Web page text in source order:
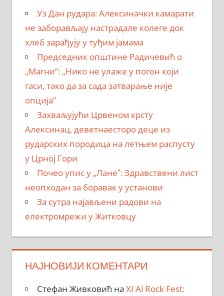
Уз Дан рудара: Алексиначки камарати
не заборављају настрадале колеге док
хлеб зарађују у туђим јамама
Председник општине Радичевић о
„Магни”: „Нико не улаже у погон који
гаси, тако да за сада затварање није
опција”
Захваљујући Црвеном крсту
Алексинац, деветнаесторо деце из
рударских породица на летњем распусту
у Црној Гори
Почео упис у „Ланеˮ: Здравствени лист
неопходан за боравак у установи
За сутра најављени радови на
електромрежи у Житковцу
НАЈНОВИЈИ КОМЕНТАРИ
Стефан Живковић на XI Al Rock Fest: